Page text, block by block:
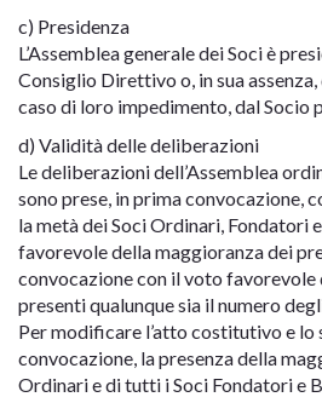
c) Presidenza
L’Assemblea generale dei Soci è
Consiglio Direttivo o, in sua
caso di loro impedimento, dal Socio
d) Validità delle deliberazioni
Le deliberazioni dell’Assemblea
sono prese, in prima convocazione,
la metà dei Soci Ordinari, Fondatori
favorevole della maggioranza dei
convocazione con il voto favorevole
presenti qualunque sia il numero
Per modificare l’atto costitutivo e
convocazione, la presenza della
Ordinari e di tutti i Soci Fondatori e